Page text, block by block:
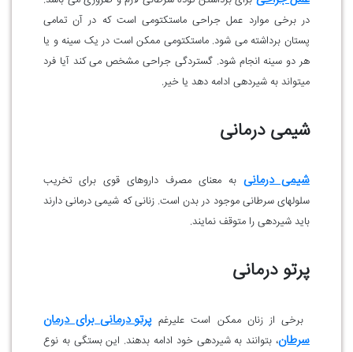
در برخی موارد عمل جراحی ماستکتومی است که در آن تمامی
پستان برداشته می شود. ماستکتومی ممکن است در یک سینه و یا
هر دو سینه انجام شود. گستردگی جراحی مشخص می کند آیا فرد
میتواند به شیردهی ادامه دهد یا خیر.
شیمی درمانی
شیمی درمانی به معنای مصرف داروهای قوی برای تخریب
سلولهای سرطانی موجود در بدن است. زنانی که شیمی درمانی دارند
باید شیردهی را متوقف نمایند.
پرتو درمانی
برخی از زنان ممکن است علیرغم پرتو درمانی برای درمان
سرطان، بتوانند به شیردهی خود ادامه بدهند. این بستگی به نوع